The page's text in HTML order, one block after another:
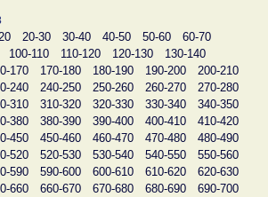
20-30 30-40 40-50 50-60
60-70
100-110 110-120 120-130
130-140
170 170-180 180-190 190-200
200-210
240 240-250 250-260 260-270
270-280
310 310-320 320-330 330-340
340-350
380 380-390 390-400 400-410
410-420
450 450-460 460-470 470-480
480-490
520 520-530 530-540 540-550
550-560
590 590-600 600-610 610-620
620-630
660 660-670 670-680 680-690 690-700